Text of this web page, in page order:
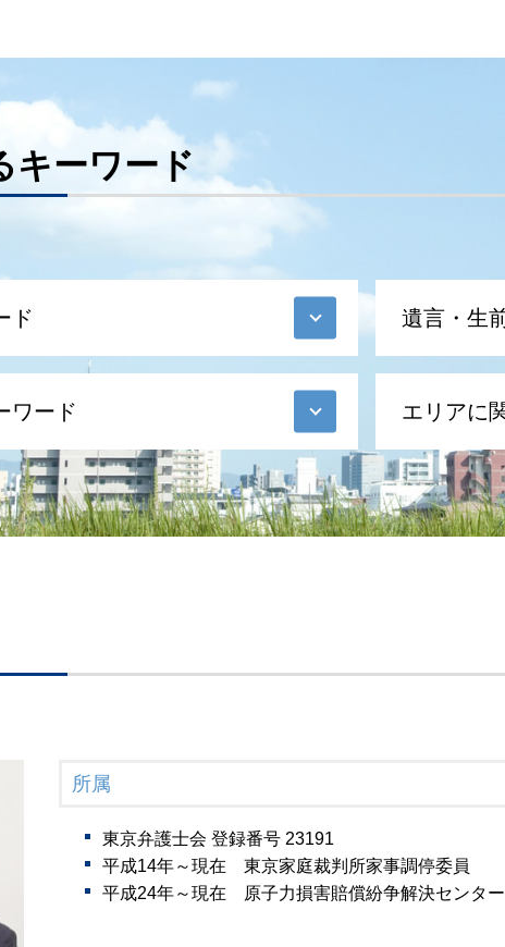
キーワード
ド 遺言・生
遺言 種類
生前 遺言
遺言執行者
遺言書 1人
自筆証書遺
公正証書遺
ワード エリアに
成年後見
遺言書作成
相続問題
遺言書作成
生前対策 弁
成年後見
所属
東京弁護士会 登録番号 23191
平成14年～現在 東京家庭裁判所家事調停委員
平成24年～現在 原子力損害賠償紛争解決センター